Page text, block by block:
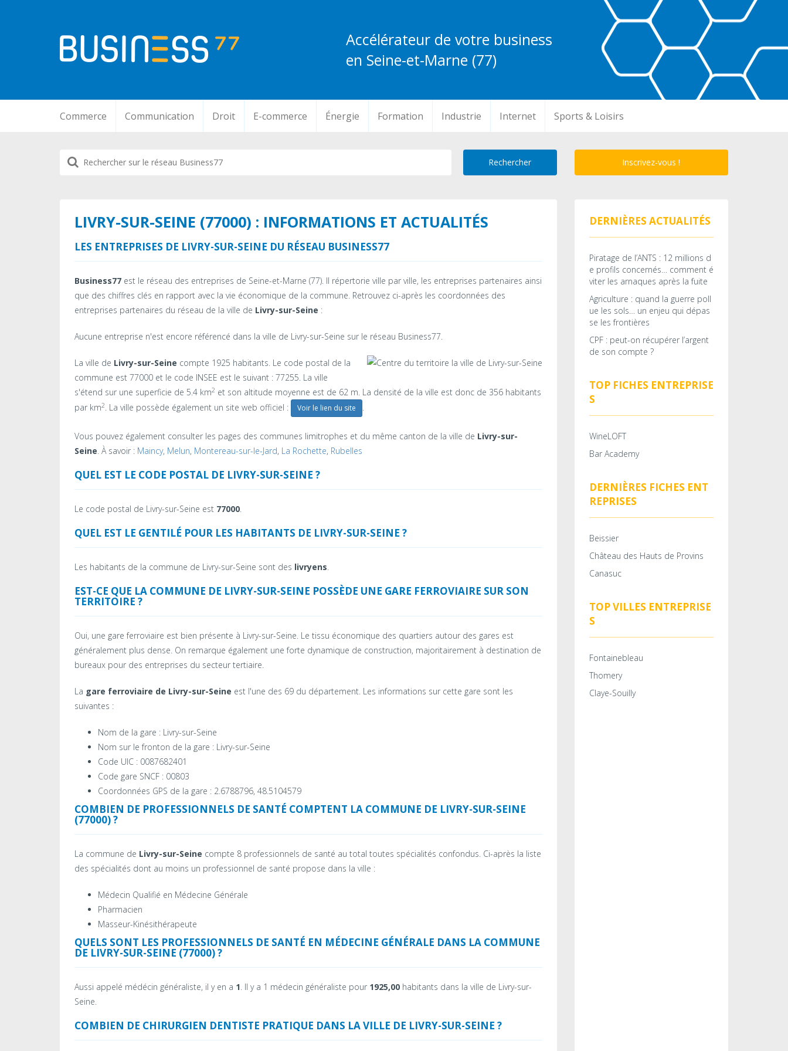
Accélérateur de votre business
en Seine-et-Marne (77)
Commerce Communication Droit E-commerce Énergie Formation Industrie Internet Sports & Loisirs
Inscrivez-vous !
DERNIÈRES ACTUALITÉS
Piratage de l’ANTS : 12 millions d
e profils concernés… comment é
viter les arnaques après la fuite
Agriculture : quand la guerre poll
ue les sols… un enjeu qui dépas
se les frontières
CPF : peut-on récupérer l’argent
de son compte ?
TOP FICHES ENTREPRISE
S
WineLOFT
Bar Academy
DERNIÈRES FICHES ENT
REPRISES
Beissier
Château des Hauts de Provins
Canasuc
TOP VILLES ENTREPRISE
S
Fontainebleau
Thomery
Claye-Souilly
LIVRY-SUR-SEINE (77000) : INFORMATIONS ET ACTUALITÉS
LES ENTREPRISES DE LIVRY-SUR-SEINE DU RÉSEAU BUSINESS77
Business77 est le réseau des entreprises de Seine-et-Marne (77). Il répertorie ville par ville, les entreprises partenaires ainsi
que des chiffres clés en rapport avec la vie économique de la commune. Retrouvez ci-après les coordonnées des
entreprises partenaires du réseau de la ville de Livry-sur-Seine :
Aucune entreprise n'est encore référencé dans la ville de Livry-sur-Seine sur le réseau Business77.
La ville de Livry-sur-Seine compte 1925 habitants. Le code postal de la
commune est 77000 et le code INSEE est le suivant : 77255. La ville
s'étend sur une superficie de 5.4 km2 et son altitude moyenne est de 62 m. La densité de la ville est donc de 356 habitants
par km2 . La ville possède également un site web officiel : Voir le lien du site
Vous pouvez également consulter les pages des communes limitrophes et du même canton de la ville de Livry-sur-
Seine. À savoir : Maincy, Melun, Montereau-sur-le-Jard, La Rochette, Rubelles
QUEL EST LE CODE POSTAL DE LIVRY-SUR-SEINE ?
Le code postal de Livry-sur-Seine est 77000.
QUEL EST LE GENTILÉ POUR LES HABITANTS DE LIVRY-SUR-SEINE ?
Les habitants de la commune de Livry-sur-Seine sont des livryens.
EST-CE QUE LA COMMUNE DE LIVRY-SUR-SEINE POSSÈDE UNE GARE FERROVIAIRE SUR SON
TERRITOIRE ?
Oui, une gare ferroviaire est bien présente à Livry-sur-Seine. Le tissu économique des quartiers autour des gares est
généralement plus dense. On remarque également une forte dynamique de construction, majoritairement à destination de
bureaux pour des entreprises du secteur tertiaire.
La gare ferroviaire de Livry-sur-Seine est l'une des 69 du département. Les informations sur cette gare sont les
suivantes :
Nom de la gare : Livry-sur-Seine
Nom sur le fronton de la gare : Livry-sur-Seine
Code UIC : 0087682401
Code gare SNCF : 00803
Coordonnées GPS de la gare : 2.6788796, 48.5104579
COMBIEN DE PROFESSIONNELS DE SANTÉ COMPTENT LA COMMUNE DE LIVRY-SUR-SEINE
(77000) ?
La commune de Livry-sur-Seine compte 8 professionnels de santé au total toutes spécialités confondus. Ci-après la liste
des spécialités dont au moins un professionnel de santé propose dans la ville :
Médecin Qualifié en Médecine Générale
Pharmacien
Masseur-Kinésithérapeute
QUELS SONT LES PROFESSIONNELS DE SANTÉ EN MÉDECINE GÉNÉRALE DANS LA COMMUNE
DE LIVRY-SUR-SEINE (77000) ?
Aussi appelé médécin généraliste, il y en a 1. Il y a 1 médecin généraliste pour 1925,00 habitants dans la ville de Livry-sur-
Seine.
COMBIEN DE CHIRURGIEN DENTISTE PRATIQUE DANS LA VILLE DE LIVRY-SUR-SEINE ?